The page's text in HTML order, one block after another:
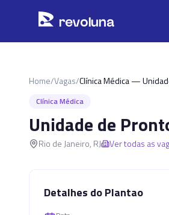
revoluna
Home/Vagas/Clínica Médica —
Clínica Médica
Unidade de
Rio de Janeiro, RJ Ver todas as
Detalhes do Plantao